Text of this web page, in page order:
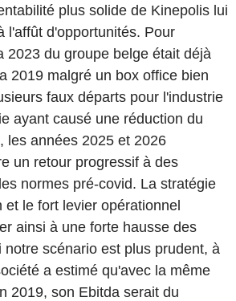
plus solide de Kinepolis lui
l'affût d'opportunités. Pour
2023 du groupe belge était déjà
2019 malgré un box office bien
faux départs pour l'industrie
ayant causé une réduction du
les années 2025 et 2026
un retour progressif à des
normes pré-covid. La stratégie
et le fort levier opérationnel
ainsi à une forte hausse des
notre scénario est plus prudent, à
a estimé qu'avec la même
2019, son Ebitda serait du